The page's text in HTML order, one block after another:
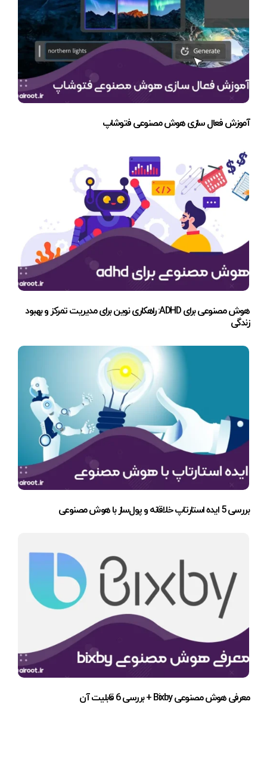
آموزش فعال سازی هوش مصنوعی فتوشاپ
هوش مصنوعی برای ADHD: راهکاری نوین برای مدیریت تمرکز و بهبود
زندگی
بررسی 5 ایده استارتاپ خلاقانه و پول‌ساز با هوش مصنوعی
معرفی هوش مصنوعی Bixby + بررسی 6 قابلیت آن